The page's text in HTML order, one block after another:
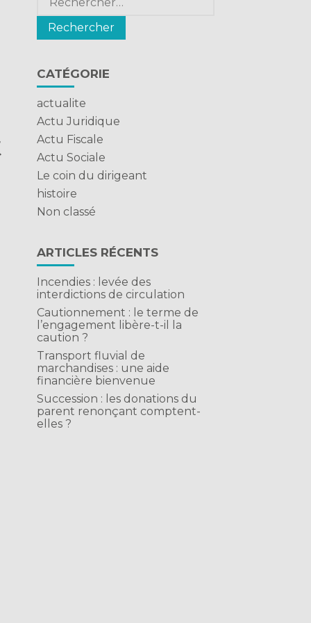
CATÉGORIE
actualite
Actu Juridique
Actu Fiscale
Actu Sociale
Le coin du dirigeant
histoire
Non classé
ARTICLES RÉCENTS
Incendies : levée des
interdictions de circulation
Cautionnement : le terme de
l’engagement libère-t-il la
caution ?
Transport fluvial de
marchandises : une aide
financière bienvenue
Succession : les donations du
parent renonçant comptent-
elles ?